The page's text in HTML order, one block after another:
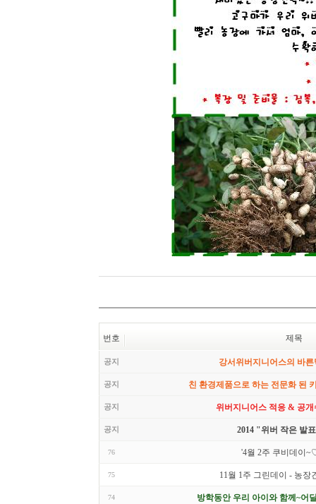
번호 제목
공지 강서위버지니어스의 바른
공지 친 환경제품으로 하는 전문화 된
공지 위버지니어스 적응 & 공개
공지 2014 "위버 작은 발
76 '4월 2주 쿠비데이
75 11월 1주 그린데이 - 농장
74 방학동안 우리 아이와 함께~어